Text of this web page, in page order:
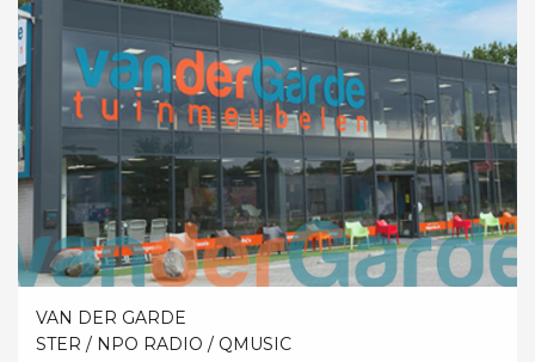
VAN DER GARDE
STER / NPO RADIO / QMUSIC